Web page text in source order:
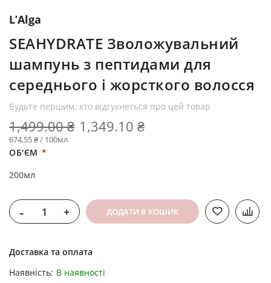
L’Alga
SEAHYDRATE Зволожувальний
шампунь з пептидами для
середнього і жорсткого волосся
Будьте першим, хто відгукнеться про цей товар
1,349.10 ₴
1,499.00 ₴
674,55 ₴ / 100мл
ОБ'ЄМ
200мл
- + ДОДАТИ В КОШИК
Доставка та оплата
Наявність: В наявності